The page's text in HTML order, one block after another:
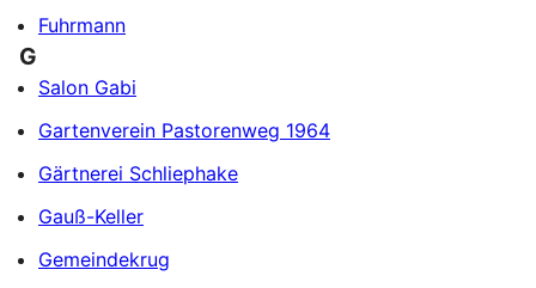
Fuhrmann
G
Salon Gabi
Gartenverein Pastorenweg 1964
Gärtnerei Schliephake
Gauß-Keller
Gemeindekrug